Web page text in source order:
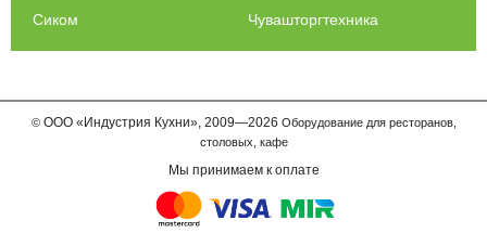
Сиком
Чувашторгтехника
© ООО «Индустрия Кухни»,2009—2026 Оборудование для ресторанов,
столовых, кафе
Мы принимаем к оплате